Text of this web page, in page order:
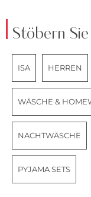
Stöbern
ISA HERREN
WÄSCHE &
NACHTWÄSCHE
PYJAMA SETS